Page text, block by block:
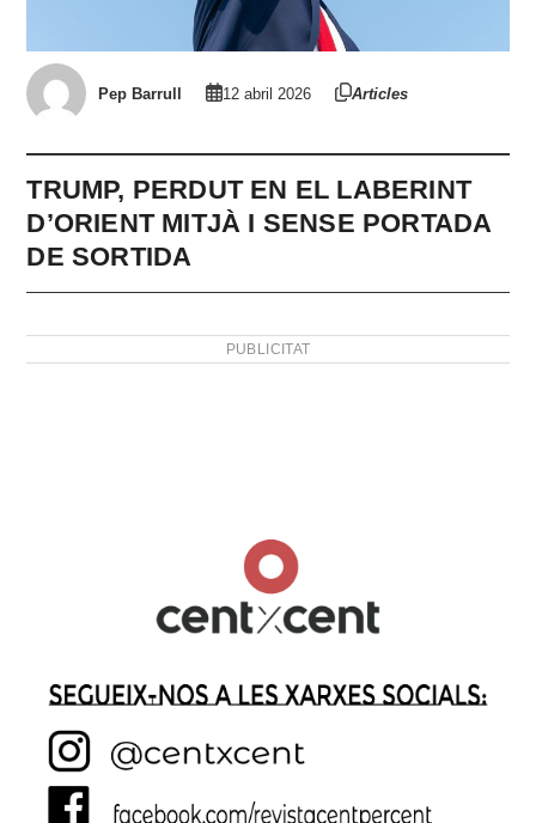
Pep Barrull 12 abril 2026 Articles
TRUMP, PERDUT EN EL LABERINT
D’ORIENT MITJÀ I SENSE PORTADA
DE SORTIDA
PUBLICITAT